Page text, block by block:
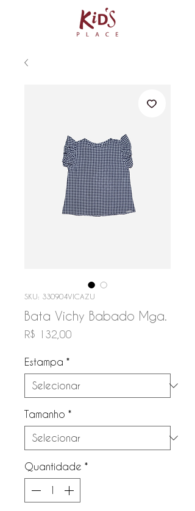
SKU: 330904VICAZU
Bata Vichy Babado Mga.
R$ 132,00Preço
Estampa *
Tamanho *
Quantidade *